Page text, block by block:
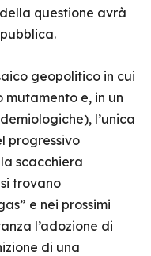
questione avrà
geopolitico in cui
mutamento e, in un
l’unica
progressivo
scacchiera
trovano
e nei prossimi
l’adozione di
di una